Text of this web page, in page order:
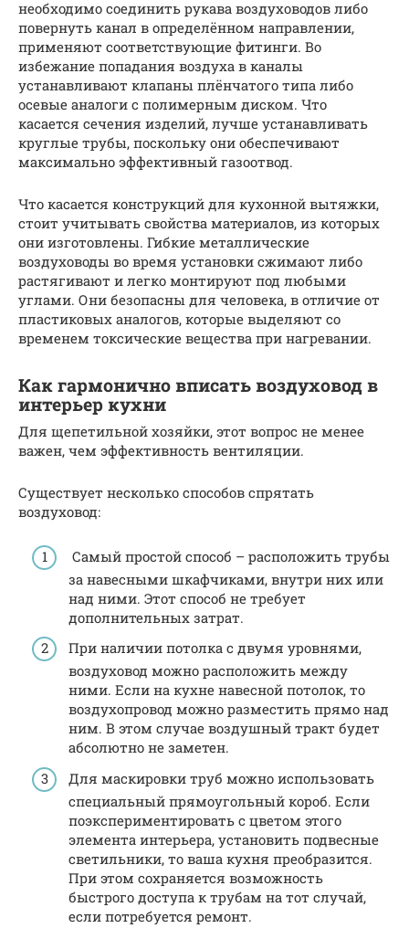
необходимо соединить рукава воздуховодов либо
повернуть канал в определённом направлении,
применяют соответствующие фитинги. Во
избежание попадания воздуха в каналы
устанавливают клапаны плёнчатого типа либо
осевые аналоги с полимерным диском. Что
касается сечения изделий, лучше устанавливать
круглые трубы, поскольку они обеспечивают
максимально эффективный газоотвод.
Что касается конструкций для кухонной вытяжки,
стоит учитывать свойства материалов, из которых
они изготовлены. Гибкие металлические
воздуховоды во время установки сжимают либо
растягивают и легко монтируют под любыми
углами. Они безопасны для человека, в отличие от
пластиковых аналогов, которые выделяют со
временем токсические вещества при нагревании.
Как гармонично вписать воздуховод в
интерьер кухни
Для щепетильной хозяйки, этот вопрос не менее
важен, чем эффективность вентиляции.
Существует несколько способов спрятать
воздуховод:
Самый простой способ – расположить трубы
за навесными шкафчиками, внутри них или
над ними. Этот способ не требует
дополнительных затрат.
При наличии потолка с двумя уровнями,
воздуховод можно расположить между
ними. Если на кухне навесной потолок, то
воздухопровод можно разместить прямо над
ним. В этом случае воздушный тракт будет
абсолютно не заметен.
Для маскировки труб можно использовать
специальный прямоугольный короб. Если
поэкспериментировать с цветом этого
элемента интерьера, установить подвесные
светильники, то ваша кухня преобразится.
При этом сохраняется возможность
быстрого доступа к трубам на тот случай,
если потребуется ремонт.